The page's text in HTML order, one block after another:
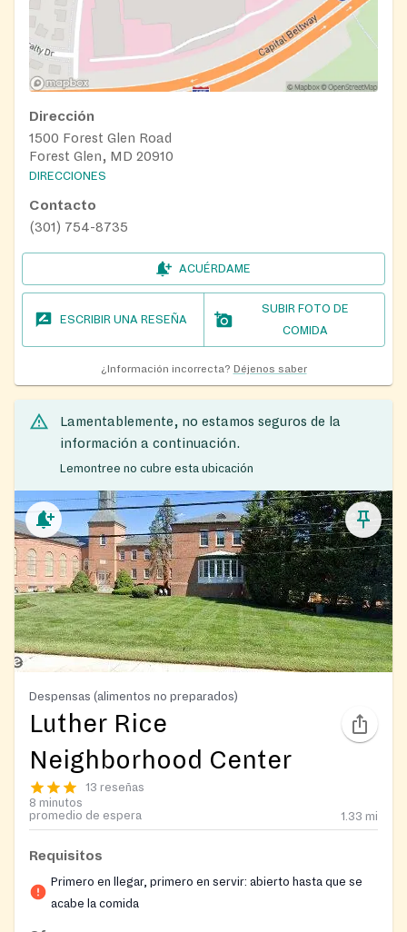
Dirección
1500 Forest Glen Road
Forest Glen, MD 20910
DIRECCIONES
Contacto
(301) 754-8735
ACUÉRDAME
ESCRIBIR UNA RESEÑA
SUBIR FOTO DE
COMIDA
¿Información incorrecta? Déjenos saber
Lamentablemente, no estamos seguros de la
información a continuación.
Lemontree no cubre esta ubicación
Despensas (alimentos no preparados)
Luther Rice
Neighborhood Center
13 reseñas
8 minutos
promedio de espera
1.33 mi
Requisitos
Primero en llegar, primero en servir: abierto hasta que se
acabe la comida